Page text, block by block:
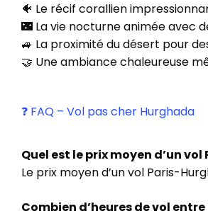
🐠 Le récif corallien
🌃 La vie nocturne animée avec
🚙 La proximité du désert pour
🤝 Une ambiance chaleureuse
❓ FAQ – Vol pas cher Hurghada
Quel est le prix moyen d’un
Le prix moyen d’un vol Paris-
Combien d’heures de vol